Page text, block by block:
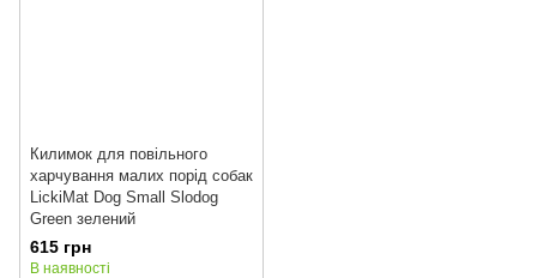
Килимок для повільного
харчування малих порід собак
LickiMat Dog Small Slodog
Green зелений
615 грн
В наявності